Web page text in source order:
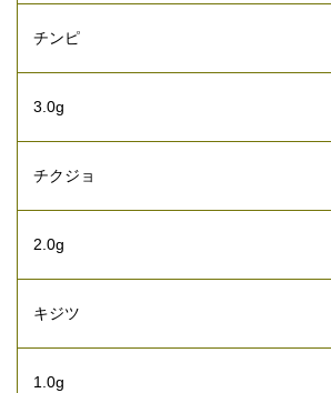
チンピ
3.0g
チクジョ
2.0g
キジツ
1.0g